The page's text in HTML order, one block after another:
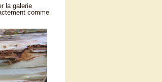
la galerie
comme